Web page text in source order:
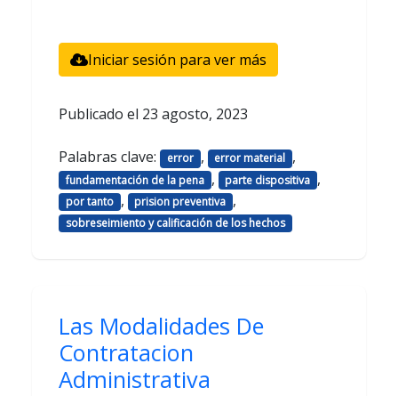
Iniciar sesión para ver más
Publicado el 23 agosto, 2023
Palabras clave: error , error material ,
fundamentación de la pena , parte dispositiva ,
por tanto , prision preventiva ,
sobreseimiento y calificación de los hechos
Las Modalidades De
Contratacion
Administrativa